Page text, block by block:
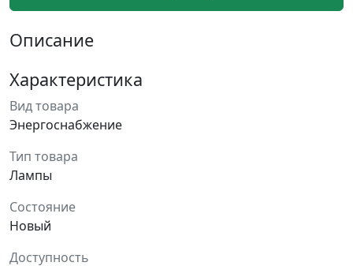
Описание
Характеристика
Вид товара
Энергоснабжение
Тип товара
Лампы
Состояние
Новый
Доступность